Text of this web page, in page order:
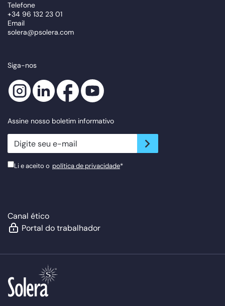
Telefone
+34 96 132 23 01
Email
solera@psolera.com
Siga-nos
Assine nosso boletim informativo
newsletter.suscribe
Li e aceito o política de privacidade*
Canal ético
Portal do trabalhador